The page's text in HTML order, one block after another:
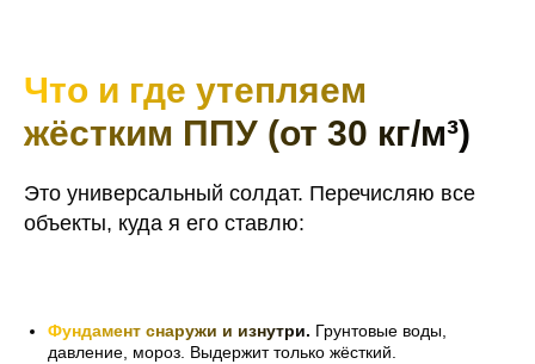
Что и где утепляем
жёстким ППУ (от 30 кг/м³)
Это универсальный солдат. Перечисляю все
объекты, куда я его ставлю:
Фундамент снаружи и изнутри. Грунтовые воды,
давление, мороз. Выдержит только жёсткий.